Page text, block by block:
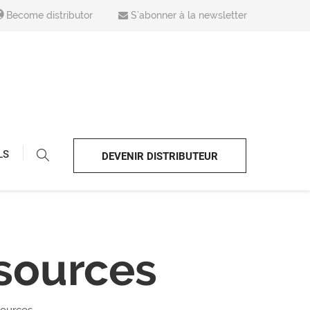
Become distributor S’abonner à la newsletter
DEVENIR DISTRIBUTEUR